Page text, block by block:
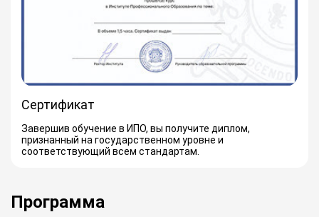
Сертификат
Завершив обучение в ИПО, вы получите диплом,
признанный на государственном уровне и
соответствующий всем стандартам.
Программа